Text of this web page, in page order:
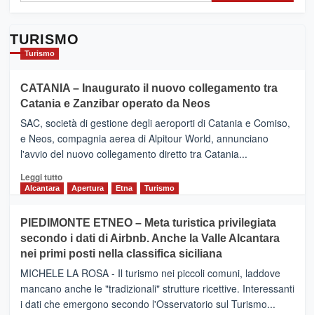
TURISMO
Turismo
CATANIA – Inaugurato il nuovo collegamento tra
Catania e Zanzibar operato da Neos
SAC, società di gestione degli aeroporti di Catania e Comiso,
e Neos, compagnia aerea di Alpitour World, annunciano
l'avvio del nuovo collegamento diretto tra Catania...
Leggi tuttoLeggi
CATANIA
–
Inaugurato
il
nuovo
collegamento
tra
Alcantara Apertura Etna Turismo
PIEDIMONTE ETNEO – Meta turistica privilegiata
secondo i dati di Airbnb. Anche la Valle Alcantara
nei primi posti nella classifica siciliana
MICHELE LA ROSA - Il turismo nei piccoli comuni, laddove
mancano anche le "tradizionali" strutture ricettive. Interessanti
i dati che emergono secondo l'Osservatorio sul Turismo...